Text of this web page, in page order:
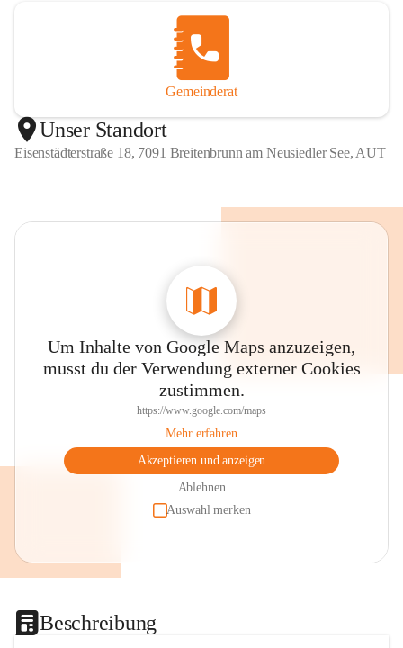
Gemeinderat
Unser Standort
Eisenstädterstraße 18, 7091 Breitenbrunn am Neusiedler See, AUT
Um Inhalte von Google Maps anzuzeigen,
musst du der Verwendung externer Cookies
zustimmen.
https://www.google.com/maps
Mehr erfahren
Akzeptieren und anzeigen
Ablehnen
Auswahl merken
Beschreibung